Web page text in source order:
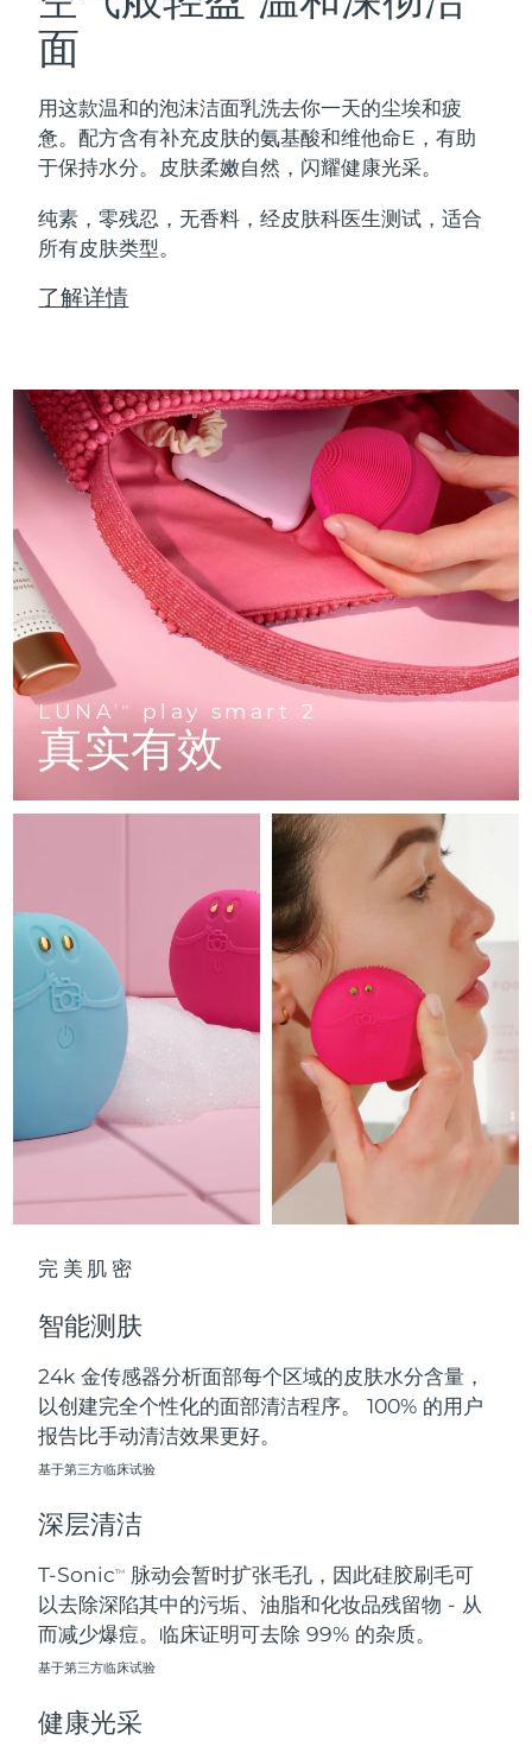
面
用这款温和的泡沫洁面乳洗去你一天的尘埃和疲
惫。配方含有补充皮肤的氨基酸和维他命E，有助
于保持水分。皮肤柔嫩自然，闪耀健康光采。
纯素，零残忍，无香料，经皮肤科医生测试，适合
所有皮肤类型。
了解详情
LUNATM play smart 2
真实有效
完美肌密
智能测肤
24k 金传感器分析面部每个区域的皮肤水分含量，
以创建完全个性化的面部清洁程序。 100% 的用户
报告比手动清洁效果更好。
基于第三方临床试验
深层清洁
T-SonicTM
脉动会暂时扩张毛孔，因此硅胶刷毛可
以去除深陷其中的污垢、油脂和化妆品残留物 - 从
而减少爆痘。临床证明可去除 99% 的杂质。
基于第三方临床试验
健康光采
All facial cleansing devices
UFO™ 设备
ISSA™ 设备
Manuka honey primer
FAQ™护肤品
All FAQ™ skincare
FAQ™产品
All anti-aging treatments
Anti-aging LED hand mask
FAQ™护肤品
All FAQ™ skincare
FAQ™产品
All LED treatments
FAQ™护肤品
FAQ™产品
All hair treatments
FAQ™ Red Light Serum
FAQ™ skincare
All FAQ™ skincare
FAQ™ products
PEACH™ 2 Pro Max
Professional IPL hair removal device
PEACH™ 2
Travel-friendly IPL hair removal
PEACH™ Cooling Prep Gel
Cooling IPL hair removal gel
BEAR™ 2 body
Microcurrent body toning
LUNA™ 4 body
Firming body serum
痘肌护理
ESPADA™ 2
Acne treatment device
ESPADA™ Blemish Solution
Concentrated acne gel
ESPADA™ 设备
All acne treatment devices
眼部护理
IRIS™ 2
Rejuvenating eye massager
眼部护肤
Advanced eye care treatment
眼部护理设备
All revitalizing eye massagers
KIWI™ derma
Diamond microdermabrasion .
KIWI™
Blackhead remover
KIWI™ 皮肤护理
Advanced pore care essentials
LUNA™ 4 hair
2-in-1 LED scalp massager
FLIP™ play advanced
LED light hairbrush
LUNA™ Dual-Peptide Scalp
For healthy hair
牙齿美白
NEW
issa™ Teeth Whitening Set
Dual LED + sonic device & 18% PAP gel
issa™ Teeth Whitening Gel
18% PAP
更多的
护肤品 男士
FOREO APP
关于我们
芬兰 预计送达日期8/8/26
法属波利尼西亚 预计送达日期 8/12/26
直布罗陀
希腊
匈牙利 预计送达日期 8/8/26
冰岛 预计送达日期8/9/26
印度尼西亚 预计送达日期8/6/26
爱尔兰 预计送达日期8/8/26
马恩岛
以色列 预计送达日期8/12/26
意大利
日本 预计送达日期8/11/26
预计送达日期 8/13/26
哈萨克斯坦 8/10/26
科威特 预计送达日期 8/8/26
拉脱维亚 预计送达日期 8/8/26
预计送达日期 8/9/26
立陶宛 预计送达日期 8/8/26
卢森堡 8/8/26
马耳他
墨西哥 预计送达日期 8/12/26
摩纳哥
荷兰
新西兰 预计送达日期8/8/26
挪威 预计送达日期